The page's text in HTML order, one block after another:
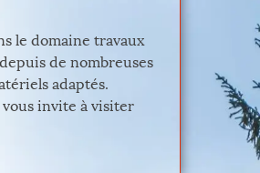
le domaine travaux
de nombreuses
adaptés.
vous invite à visiter